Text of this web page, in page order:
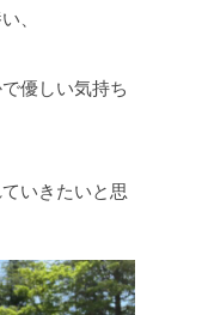
、
優しい気持ち
いきたいと思